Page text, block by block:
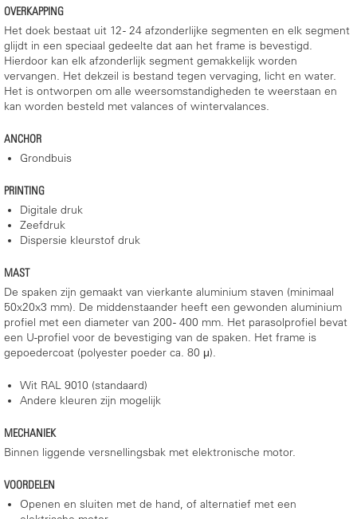
OVERKAPPING
Het doek bestaat uit 12 - 24 afzonderlijke segmenten en elk segment
glijdt in een speciaal gedeelte dat aan het frame is bevestigd.
Hierdoor kan elk afzonderlijk segment gemakkelijk worden
vervangen. Het dekzeil is bestand tegen vervaging, licht en water.
Het is ontworpen om alle weersomstandigheden te weerstaan en
kan worden besteld met valances of wintervalances.
ANCHOR
Grondbuis
PRINTING
Digitale druk
Zeefdruk
Dispersie kleurstof druk
MAST
De spaken zijn gemaakt van vierkante aluminium staven (minimaal
50x20x3 mm). De middenstaander heeft een gewonden aluminium
profiel met een diameter van 200 - 400 mm. Het parasolprofiel bevat
een U-profiel voor de bevestiging van de spaken. Het frame is
gepoedercoat (polyester poeder ca. 80 μ).
Wit RAL 9010 (standaard)
Andere kleuren zijn mogelijk
MECHANIEK
Binnen liggende versnellingsbak met elektronische motor.
VOORDELEN
Openen en sluiten met de hand, of alternatief met een